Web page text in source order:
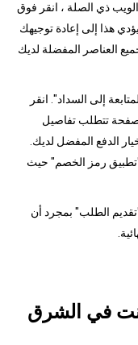
ذي الصلة ، انقر فوق
هذا إلى إعادة توجيهك
العناصر المفضلة لديك
إلى السداد". انقر
صفحة تتطلب تفاصيل
الدفع المفضل لديك.
رمز الخصم" حيث
الطلب" بمجرد أن
في الشرق